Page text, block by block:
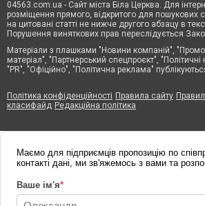
04563.com.ua - Сайт міста Біла Церква. Для
розміщення прямого, відкритого для пошукових
на цитовані статті не нижче другого абзацу в
Порушення виняткових прав переслідується
Матеріали з плашками "Новини компаній",
матеріал", "Партнерський спецпроєкт",
"PR", "Офіційно", "Політична реклама"
Політика конфіденційності Правила сайту
класифайд Редакційна політика
Маємо для підприємців пропозицію по
контакті дані, ми зв'яжемось з вами та
Ваше ім'я*